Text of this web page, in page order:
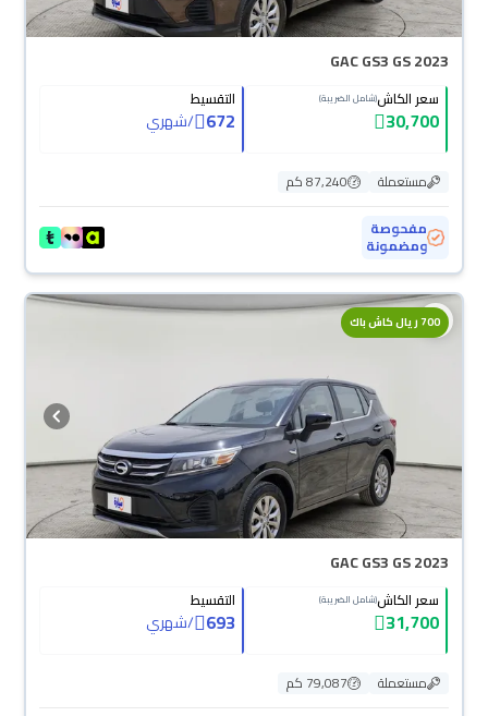
GAC GS3 GS 2023
سعر الكاش(شامل الضريبة)
30,700
التقسيط
672
/شهري
مستعملة
87,240 كم
مفحوصة
ومضمونة
700 ريال كاش باك
GAC GS3 GS 2023
سعر الكاش(شامل الضريبة)
31,700
التقسيط
693
/شهري
مستعملة
79,087 كم